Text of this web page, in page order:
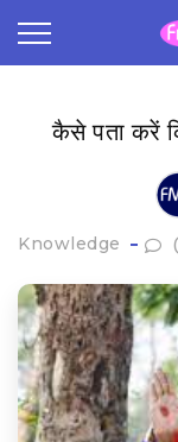
कैसे पता करें
Knowledge
Frequently